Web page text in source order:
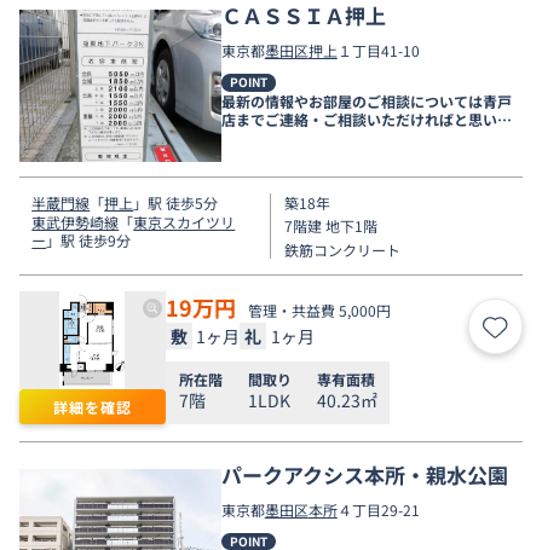
ＣＡＳＳＩＡ押上
東京都墨田区押上 １丁目41-10
POINT
最新の情報やお部屋のご相談については青戸
店までご連絡・ご相談いただければと思いま
す。
半蔵門線 「押上 」駅 徒歩5分
東武伊勢崎線 「東京スカイツリ
ー 」駅 徒歩9分
築18年
7階建 地下1階
鉄筋コンクリート
詳細を確認
19万円 管理・共益費 5,000円
敷 1ヶ月 礼 1ヶ月 お気
所在階
7階
間取り
1LDK
専有面積
40.23㎡
パークアクシス本所・親水公園
東京都墨田区本所４丁目29-21
POINT